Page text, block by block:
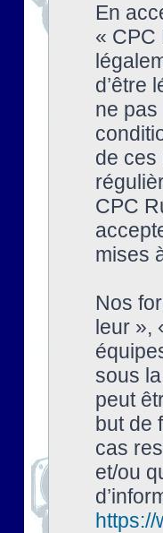
En
« CPC
d’être
ne
de ces
CPC
mises
Nos
leur »,
sous
peut
but de
cas
et/ou
https://